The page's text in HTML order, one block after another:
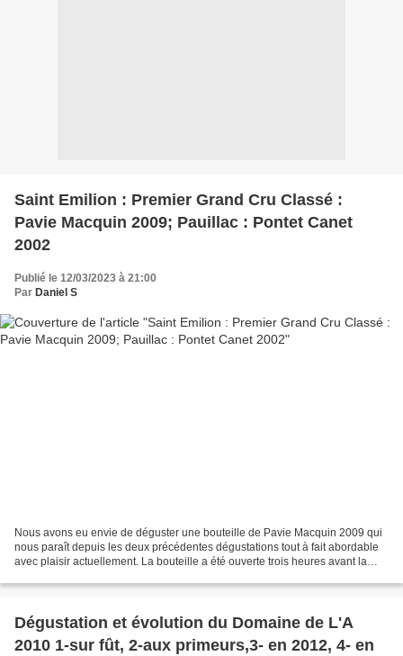
Saint Emilion : Premier Grand Cru Classé :
Pavie Macquin 2009; Pauillac : Pontet Canet
2002
Publié le 12/03/2023 à 21:00
Par Daniel S
Nous avons eu envie de déguster une bouteille de Pavie Macquin 2009 qui
nous paraît depuis les deux précédentes dégustations tout à fait abordable
avec plaisir actuellement. La bouteille a été ouverte trois heures avant la
Dégustation et évolution du Domaine de L'A
2010 1-sur fût, 2-aux primeurs,3- en 2012, 4- en